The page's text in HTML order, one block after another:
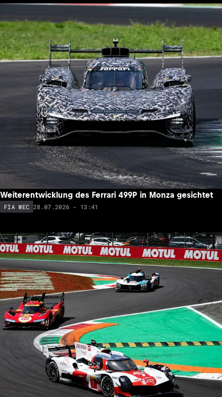
Weiterentwicklung des Ferrari 499P in Monza gesichtet
FIA WEC 28.07.2026 - 13:41